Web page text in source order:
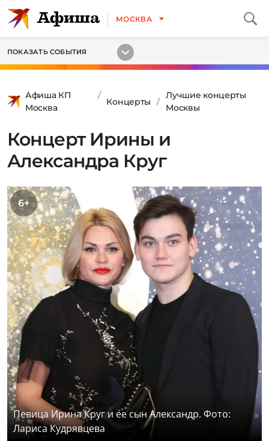
МОСКВА
ПОКАЗАТЬ СОБЫТИЯ
Афиша КП
Москва
Концерты
Лучшие концерты
Москвы
Концерт Ирины и
Александра Круг
6+
Певица Ирина Круг и ее сын Александр. Фото:
Лариса Кудрявцева